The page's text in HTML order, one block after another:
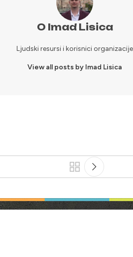
O Imad Lisica
Ljudski resursi i korisnici organizacije
View all posts by Imad Lisica